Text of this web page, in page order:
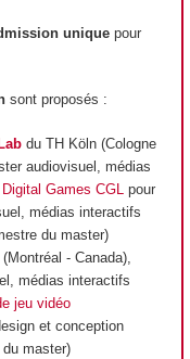
unique pour
sont proposés :
du TH Köln (Cologne
audiovisuel, médias
Games CGL
pour
médias interactifs
du master)
- Canada),
médias interactifs
jeu vidéo
et conception
master)